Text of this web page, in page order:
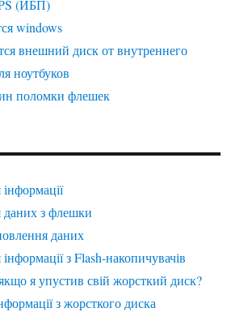
(ИБП)
windows
внешний диск от внутреннего
ноутбуков
поломки флешек
даних з флешки
даних
з Flash-накопичувачів
я упустив свій жорсткий диск?
з жорсткого диска